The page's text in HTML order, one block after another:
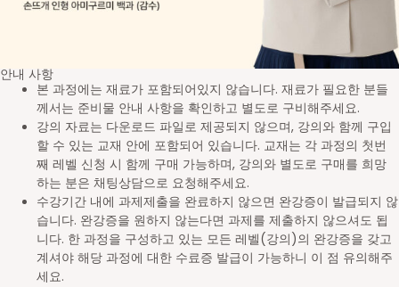
안내 사항
본 과정에는 재료가 포함되어있지 않습니다. 재료가 필요한 분들
께서는 준비물 안내 사항을 확인하고 별도로 구비해주세요.
강의 자료는 다운로드 파일로 제공되지 않으며, 강의와 함께 구입
할 수 있는 교재 안에 포함되어 있습니다. 교재는 각 과정의 첫번
째 레벨 신청 시 함께 구매 가능하며, 강의와 별도로 구매를 희망
하는 분은 채팅상담으로 요청해주세요.
수강기간 내에 과제제출을 완료하지 않으면 완강증이 발급되지 않
습니다. 완강증을 원하지 않는다면 과제를 제출하지 않으셔도 됩
니다. 한 과정을 구성하고 있는 모든 레벨(강의)의 완강증을 갖고
계셔야 해당 과정에 대한 수료증 발급이 가능하니 이 점 유의해주
세요.